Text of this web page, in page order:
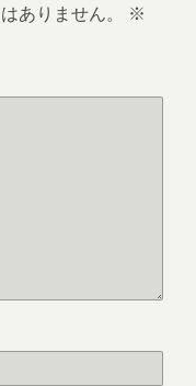
ありません。
※